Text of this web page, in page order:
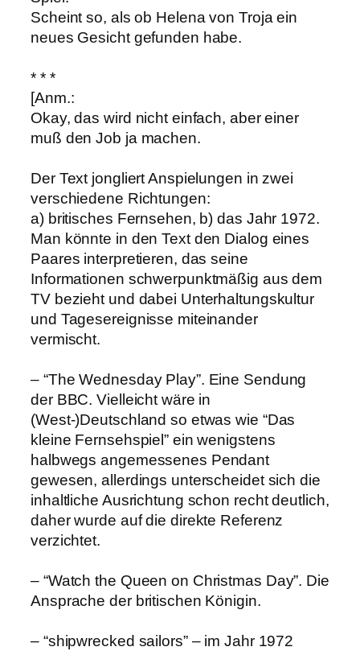
Scheint so, als ob Helena von Troja ein
neues Gesicht gefunden habe.
* * *
[Anm.:
Okay, das wird nicht einfach, aber einer
muß den Job ja machen.
Der Text jongliert Anspielungen in zwei
verschiedene Richtungen:
a) britisches Fernsehen, b) das Jahr 1972.
Man könnte in den Text den Dialog eines
Paares interpretieren, das seine
Informationen schwerpunktmäßig aus dem
TV bezieht und dabei Unterhaltungskultur
und Tagesereignisse miteinander
vermischt.
– “The Wednesday Play”. Eine Sendung
der BBC. Vielleicht wäre in
(West-)Deutschland so etwas wie “Das
kleine Fernsehspiel” ein wenigstens
halbwegs angemessenes Pendant
gewesen, allerdings unterscheidet sich die
inhaltliche Ausrichtung schon recht deutlich,
daher wurde auf die direkte Referenz
verzichtet.
– “Watch the Queen on Christmas Day”. Die
Ansprache der britischen Königin.
– “shipwrecked sailors” – im Jahr 1972